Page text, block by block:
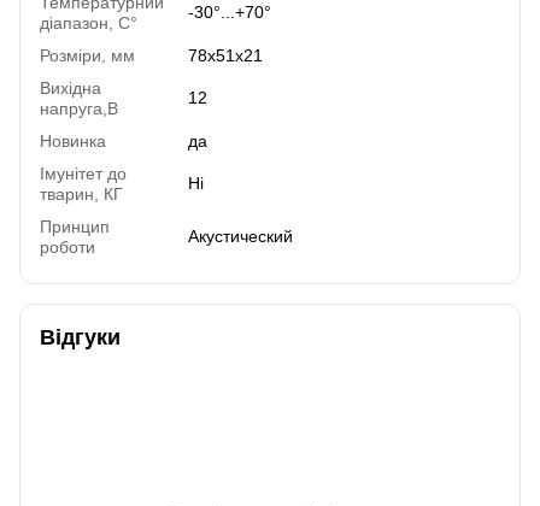
діапазон, C°
-30°...+70°
Розміри, мм
78x51x21
Вихідна
напруга,В
12
Новинка
да
Імунітет до
тварин, КГ
Ні
Принцип
роботи
Акустический
Відгуки